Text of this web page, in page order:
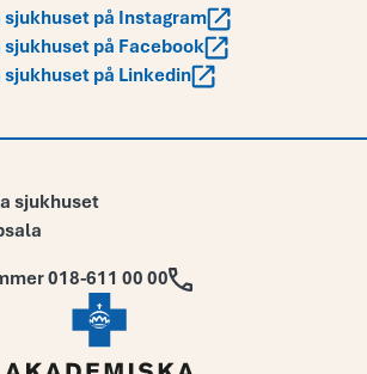
på Instagram
på Facebook
på Linkedin
Adress:
sjukhuset
018-611 00 00